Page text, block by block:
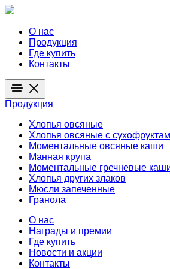
О нас
Продукция
Где купить
Контакты
Продукция
Хлопья овсяные
Хлопья овсяные с
Моментальные овсяные каши
Манная крупа
Моментальные гречневые
Хлопья других злаков
Мюсли запеченные
Гранола
О нас
Награды и премии
Где купить
Новости и акции
Контакты